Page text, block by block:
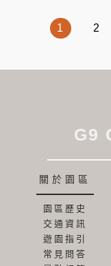
1 2
G9
關於園區
園區歷史
交通資訊
遊園指引
常見問答